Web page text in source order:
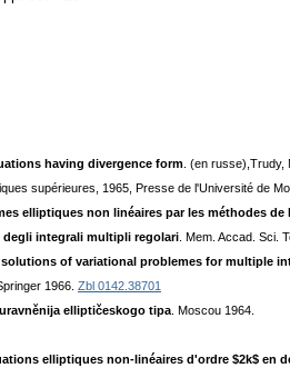
having divergence form . (en
supérieures, 1965, Presse de l'Université de
elliptiques non linéaires par les méthodes de
integrali multipli regolari . Mem. Accad. Sci.
of variational problemes for multiple
1966. Zbl 0142.38701
elliptičeskogo tipa . Moscou 1964.
elliptiques non-linéaires d'ordre $2k$ en